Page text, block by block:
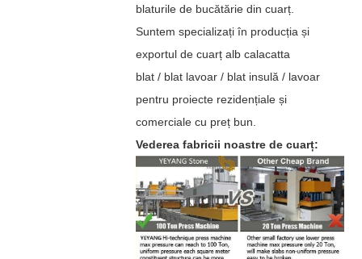
blaturile de bucătărie din cuarț.
Suntem specializați în producția și
exportul de cuarț alb calacatta
blat / blat lavoar / blat insulă / lavoar
pentru proiecte rezidențiale și
comerciale cu preț bun.
Vederea fabricii noastre de cuarț: